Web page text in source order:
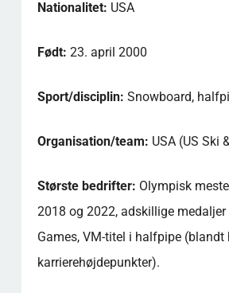
Nationalitet: USA
Født: 23. april 2000
Sport/disciplin: Snowboard,
Organisation/team: USA (US Ski
Største bedrifter: Olympisk
2018 og 2022, adskillige medaljer
Games, VM-titel i halfpipe (blandt
karrierehøjdepunkter).
OL-gull?
back-to-back 1080
Hvorfor bliver hun betragtet
der har flyttet niveauet i
balance i eliteidræt?
repræsenterer hun?
Hvordan beskrives
Populære kategorier